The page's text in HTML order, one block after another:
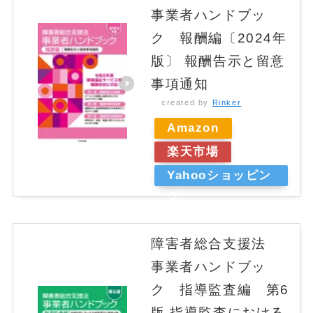
事業者ハンドブッ
ク 報酬編〔2024年
版〕 報酬告示と留意
事項通知
created by Rinker
Amazon
楽天市場
Yahooショッピン
グ
障害者総合支援法
事業者ハンドブッ
ク 指導監査編 第6